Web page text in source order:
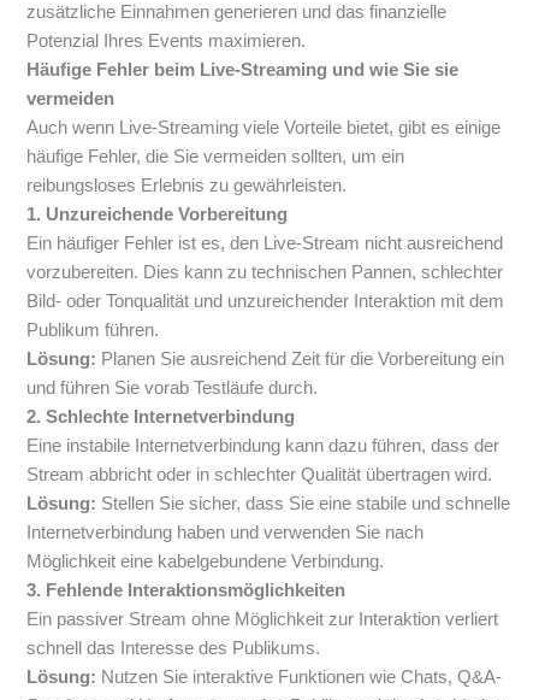
zusätzliche Einnahmen generieren und das finanzielle
Potenzial Ihres Events maximieren.
Häufige Fehler beim Live-Streaming und wie Sie sie
vermeiden
Auch wenn Live-Streaming viele Vorteile bietet, gibt es einige
häufige Fehler, die Sie vermeiden sollten, um ein
reibungsloses Erlebnis zu gewährleisten.
1. Unzureichende Vorbereitung
Ein häufiger Fehler ist es, den Live-Stream nicht ausreichend
vorzubereiten. Dies kann zu technischen Pannen, schlechter
Bild- oder Tonqualität und unzureichender Interaktion mit dem
Publikum führen.
Lösung: Planen Sie ausreichend Zeit für die Vorbereitung ein
und führen Sie vorab Testläufe durch.
2. Schlechte Internetverbindung
Eine instabile Internetverbindung kann dazu führen, dass der
Stream abbricht oder in schlechter Qualität übertragen wird.
Lösung: Stellen Sie sicher, dass Sie eine stabile und schnelle
Internetverbindung haben und verwenden Sie nach
Möglichkeit eine kabelgebundene Verbindung.
3. Fehlende Interaktionsmöglichkeiten
Ein passiver Stream ohne Möglichkeit zur Interaktion verliert
schnell das Interesse des Publikums.
Lösung: Nutzen Sie interaktive Funktionen wie Chats, Q&A-